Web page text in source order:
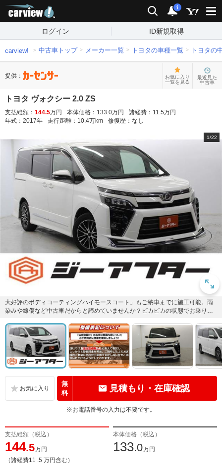
検索 通知
i
ログイン ID新規取得
carview! 中古車トップ メーカー一覧 トヨタの車種一覧 トヨタの
提供：
お気に入り
一覧を見る
最近見た
中古車
トヨタ ヴォクシー 2.0 ZS
支払総額： 144.5万円 本体価格： 133.0万円 諸経費： 11.5万円
年式： 2017年 走行距離： 10.4万km 修復歴： なし
1/22
大好評のボディコーティングハイモースコート」もご納車までに施工可能。雨
染みや線傷など中古車だからと諦めていませんか？ピカピカの状態でお乗り出
無
料
見積もり・在庫確認
※お電話番号の入力は不要です。
支払総額（税込）
144.5万円
（諸経費11 .5 万円含む）
本体価格（税込）
133.0万円